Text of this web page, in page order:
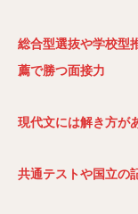
総合型選抜や学校型
薦で勝つ面接力
現代文には解き方が
共通テストや国立の